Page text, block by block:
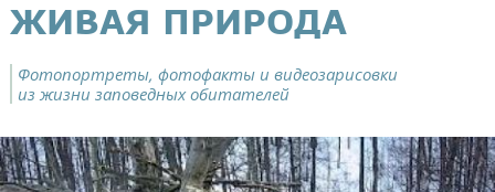
ЖИВАЯ ПРИРОДА
Фотопортреты, фотофакты и видеозарисовки
из жизни заповедных обитателей